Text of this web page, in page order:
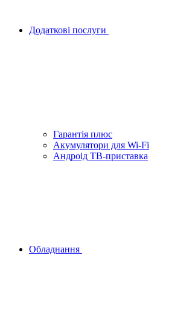
Додаткові послуги
Гарантiя плюс
Акумулятори для Wi-Fi
Андроід ТВ-приставка
Обладнання